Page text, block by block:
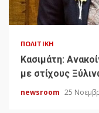
ΠΟΛΙΤΙΚΉ
Κασιμάτη:
με στίχους
newsroom 25